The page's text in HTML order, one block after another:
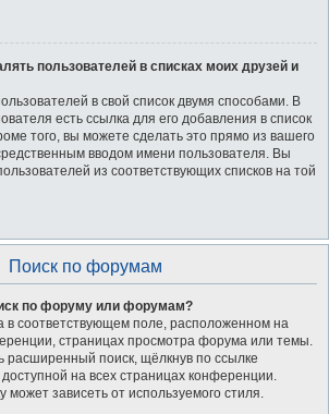
пользователей в списках моих друзей и
в свой список двумя способами. В
есть ссылка для его добавления в список
того, вы можете сделать это прямо из вашего
вводом имени пользователя. Вы
из соответствующих списков на той
Поиск по форумам
по форуму или форумам?
в соответствующем поле, расположенном на
страницах просмотра форума или темы.
расширенный поиск, щёлкнув по ссылке
на всех страницах конференции.
может зависеть от используемого стиля.